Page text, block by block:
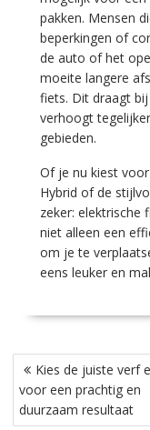
pakken. Mensen
beperkingen of
de auto of het
moeite langere
fiets. Dit draagt
verhoogt
gebieden.
Of je nu kiest
Hybrid of de
zeker: elektrische
niet alleen een
om je te
eens leuker en
Bericht
navigatie
Kies de juiste verf
voor een prachtig en
duurzaam resultaat